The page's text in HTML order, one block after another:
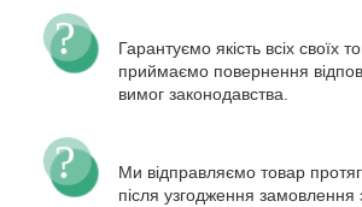
Гарантуємо якість всіх своїх
приймаємо повернення
вимог законодавства.
Ми відправляємо товар
після узгодження замовлення